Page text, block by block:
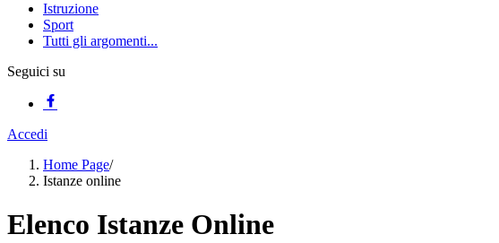
Istruzione
Sport
Tutti gli argomenti...
Seguici su
Accedi
Home Page/
Istanze online
Elenco Istanze Online